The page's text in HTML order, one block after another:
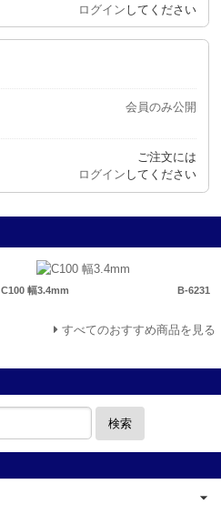
ログイン してください
会員のみ公開
ご注文には
ログイン してください
C100 幅3.4mm B-6231
すべてのおすすめ商品を見る
検索